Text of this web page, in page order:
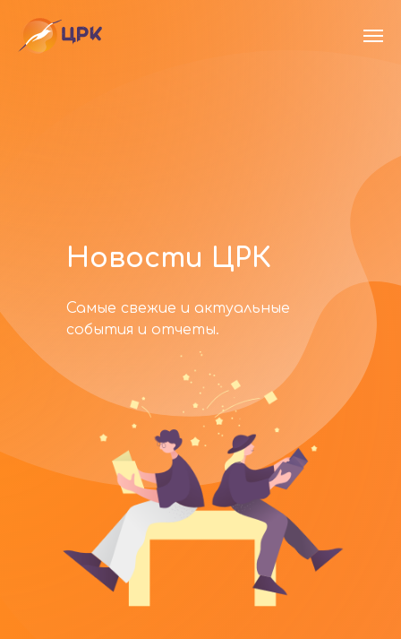
Новости ЦРК
Самые свежие и актуальные
события и отчеты.